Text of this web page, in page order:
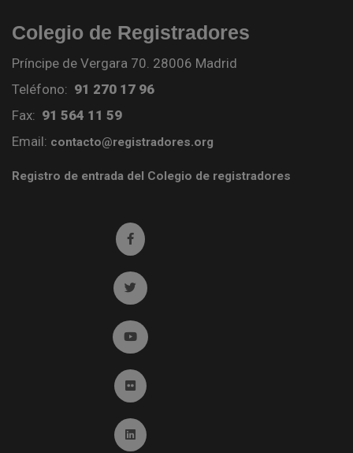
Colegio de Registradores
Príncipe de Vergara 70. 28006 Madrid
Teléfono: 91 270 17 96
Fax: 91 564 11 59
Email: contacto@registradores.org
Registro de entrada del Colegio de registradores
Ir a facebook (abre en ventana nueva)
Ir a twitter (abre en ventana nueva)
Ir a YouTube (abre en ventana nueva)
Ir a Flickr (abre en ventana nueva)
Ir a Linkedin (abre en ventana nueva)